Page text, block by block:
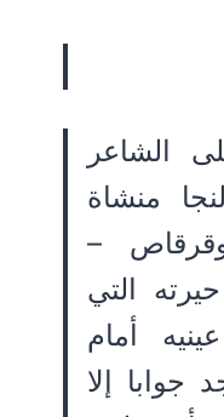
الشاعر
منشاة
–
التي
أمام
جوابا إلا